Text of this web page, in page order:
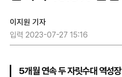
이지원 기자
입력 2023-07-27 15:16
5개월 연속 두 자릿수대 역성장